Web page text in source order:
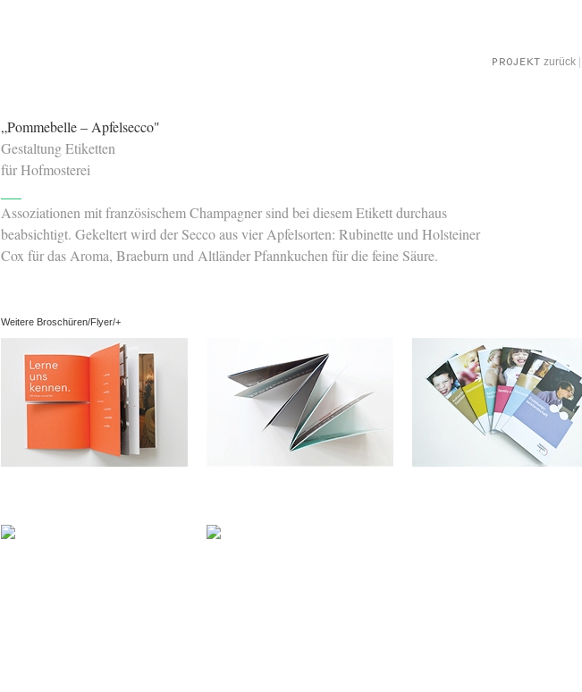
zurück
„Pommebelle – Apfelsecco"
Gestaltung Etiketten
für Hofmosterei
Assoziationen mit französischem Champagner sind bei diesem Etikett durchaus
beabsichtigt. Gekeltert wird der Secco aus vier Apfelsorten: Rubinette und Holsteiner
Cox für das Aroma, Braeburn und Altländer Pfannkuchen für die feine Säure.
Weitere Broschüren/Flyer/+